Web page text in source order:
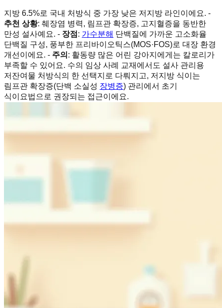
지방 6.5%로 국내 처방식 중 가장 낮은 저지방 라인이에요. -
추천 상황: 췌장염 병력, 림프관 확장증, 고지혈증을 동반한
만성 설사예요. - 장점 : 가수분해 단백질에 가까운 고소화율
단백질 구성, 풍부한 프리바이오틱스(MOS·FOS)로 대장 환경
개선이에요. - 주의 : 활동량 많은 어린 강아지에게는 칼로리가
부족할 수 있어요. 수의 임상 사례 교재에서도 설사 관리용
저잔여물 처방식의 한 선택지로 다뤄지고, 저지방 식이는
림프관 확장증(단백 소실성 장병증) 관리에서 초기
식이요법으로 권장되는 접근이에요.